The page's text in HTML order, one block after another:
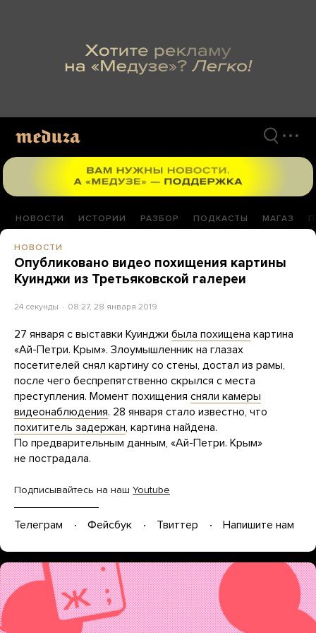
НОВОСТИ ИСТОРИИ РАЗБОР ПОДКАСТЫ МАГАЗ
НОВОСТИ
Опубликовано видео похищения картины
Куинджи из Третьяковской галереи
24 секунды 08:27, 28 января 2019
27 января с выставки Куинджи была похищена картина
«Ай-Петри. Крым». Злоумышленник на глазах
посетителей снял картину со стены, достал из рамы,
после чего беспрепятственно скрылся с места
преступления. Момент похищения сняли камеры
видеонаблюдения. 28 января стало известно, что
похититель задержан, картина найдена.
По предварительным данным, «Ай-Петри. Крым»
не пострадала.
Подписывайтесь на наш Youtube
Телеграм Фейсбук Твиттер Напишите нам